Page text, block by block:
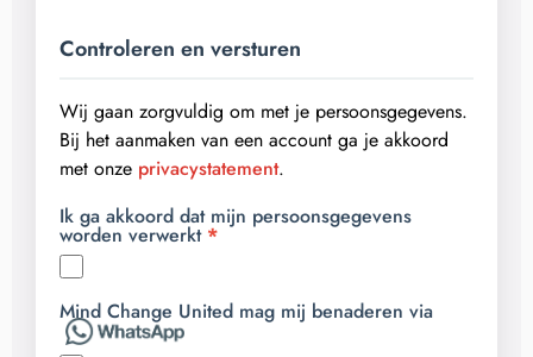
Controleren en versturen
Wij gaan zorgvuldig om met je persoonsgegevens.
Bij het aanmaken van een account ga je akkoord
met onze privacystatement.
Ik ga akkoord dat mijn persoonsgegevens
worden verwerkt
Mind Change United mag mij benaderen via